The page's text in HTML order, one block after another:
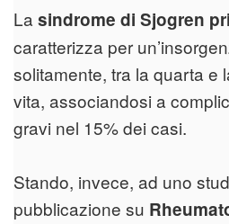
La sindrome di Sjogren
caratterizza per
solitamente, tra la quarta e
vita, associandosi a
gravi nel 15% dei casi.
Stando, invece, ad uno
pubblicazione su